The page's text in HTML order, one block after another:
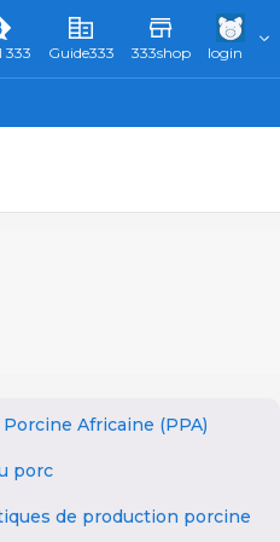
333 Guide333 333shop login
Africaine (PPA)
porc
de production porcine